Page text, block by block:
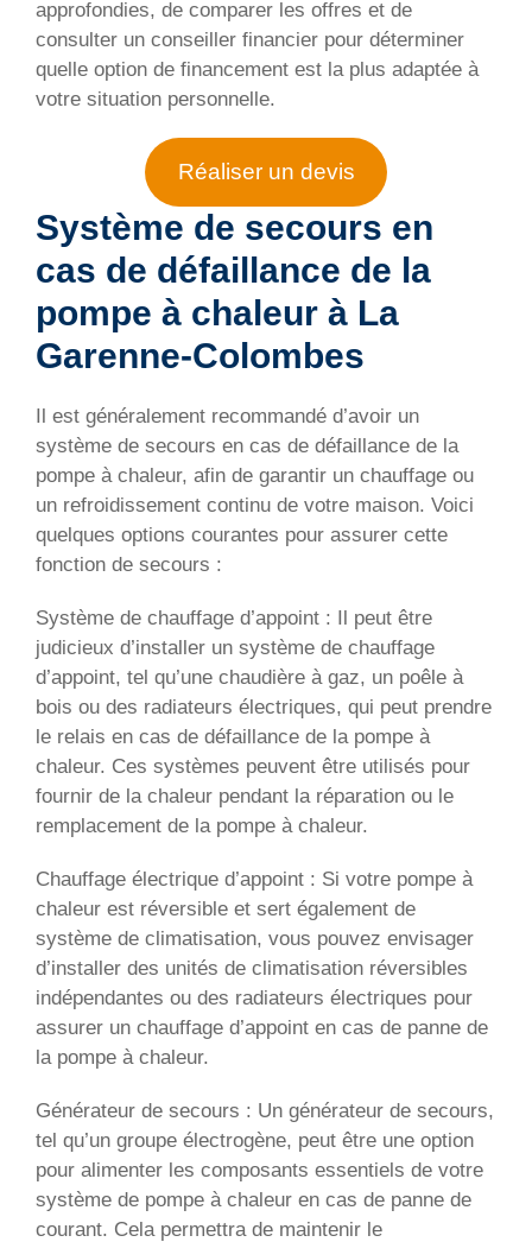
approfondies, de comparer les offres et de
consulter un conseiller financier pour déterminer
quelle option de financement est la plus adaptée à
votre situation personnelle.
Réaliser un devis
Système de secours en
cas de défaillance de la
pompe à chaleur à La
Garenne-Colombes
Il est généralement recommandé d’avoir un
système de secours en cas de défaillance de la
pompe à chaleur, afin de garantir un chauffage ou
un refroidissement continu de votre maison. Voici
quelques options courantes pour assurer cette
fonction de secours :
Système de chauffage d’appoint : Il peut être
judicieux d’installer un système de chauffage
d’appoint, tel qu’une chaudière à gaz, un poêle à
bois ou des radiateurs électriques, qui peut prendre
le relais en cas de défaillance de la pompe à
chaleur. Ces systèmes peuvent être utilisés pour
fournir de la chaleur pendant la réparation ou le
remplacement de la pompe à chaleur.
Chauffage électrique d’appoint : Si votre pompe à
chaleur est réversible et sert également de
système de climatisation, vous pouvez envisager
d’installer des unités de climatisation réversibles
indépendantes ou des radiateurs électriques pour
assurer un chauffage d’appoint en cas de panne de
la pompe à chaleur.
Générateur de secours : Un générateur de secours,
tel qu’un groupe électrogène, peut être une option
pour alimenter les composants essentiels de votre
système de pompe à chaleur en cas de panne de
courant. Cela permettra de maintenir le